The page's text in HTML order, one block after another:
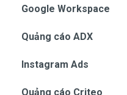
Google Workspace
Quảng cáo ADX
Instagram Ads
Quảng cáo Criteo